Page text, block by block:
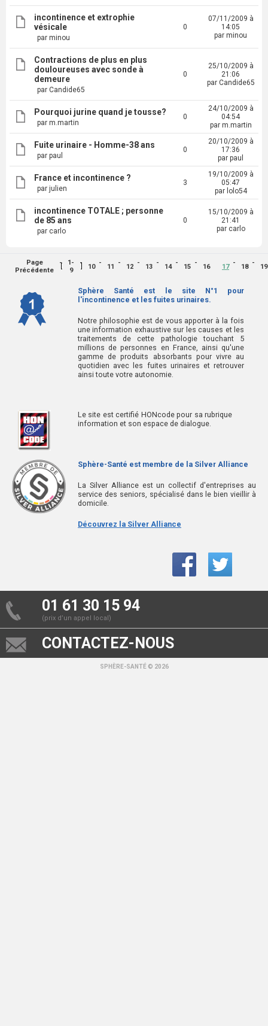
incontinence et extrophie
vésicale
par minou
0
07/11/2009 à
14:05
par minou
Contractions de plus en plus
douloureuses avec sonde à
demeure
par Candide65
0
25/10/2009 à
21:06
par Candide65
Pourquoi jurine quand je tousse?
par m.martin
0
24/10/2009 à
04:54
par m.martin
Fuite urinaire - Homme-38 ans
par paul
0
20/10/2009 à
17:36
par paul
France et incontinence ?
par julien
3
19/10/2009 à
05:47
par lolo54
incontinence TOTALE ; personne
de 85 ans
par carlo
0
15/10/2009 à
21:41
par carlo
Page
Précédente
[
1-
9
] 10 11 12 13 14 15 16 17 18 19
Sphère Santé est le site N°1 pour
l'incontinence et les fuites urinaires.
Notre philosophie est de vous apporter à la fois
une information exhaustive sur les causes et les
traitements de cette pathologie touchant 5
millions de personnes en France, ainsi qu'une
gamme de produits absorbants pour vivre au
quotidien avec les fuites urinaires et retrouver
ainsi toute votre autonomie.
Le site est certifié HONcode pour sa rubrique
information et son espace de dialogue.
Sphère-Santé est membre de la Silver Alliance
La Silver Alliance est un collectif d'entreprises au
service des seniors, spécialisé dans le bien vieillir à
domicile.
Découvrez la Silver Alliance
01 61 30 15 94
(prix d’un appel local)
CONTACTEZ-NOUS
SPHÈRE-SANTÉ © 2026